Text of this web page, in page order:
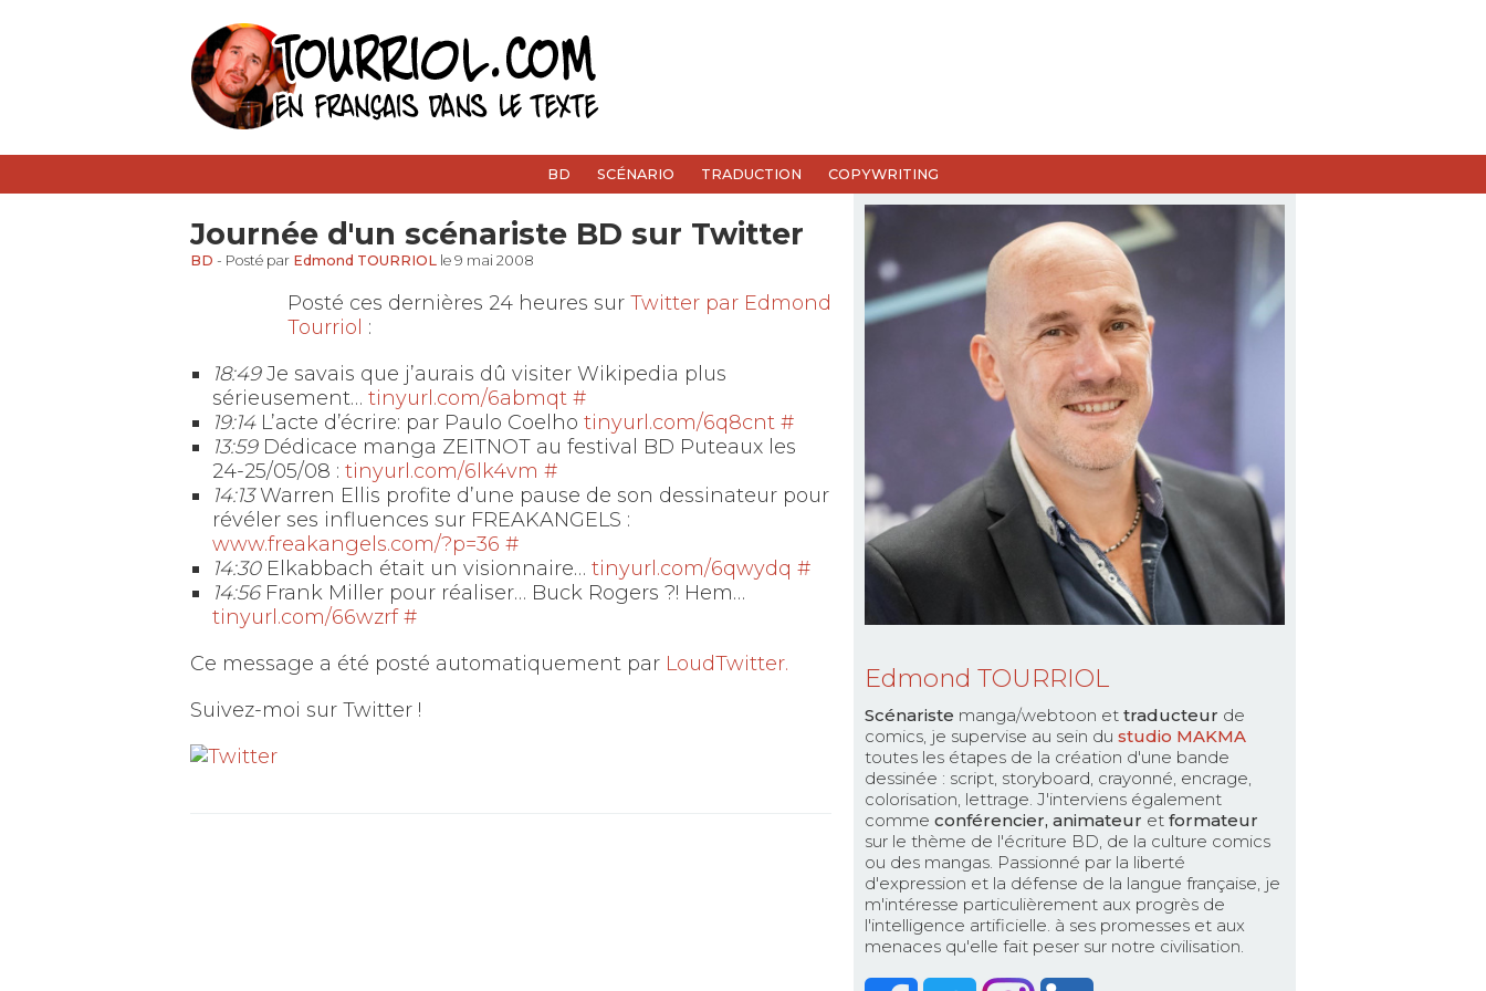
BD SCÉNARIO TRADUCTION COPYWRITING
Journée d'un scénariste BD sur Twitter
BD - Posté par Edmond TOURRIOL le 9 mai 2008
Posté ces dernières 24 heures sur Twitter par Edmond
Tourriol :
18:49Je savais que j’aurais dû visiter Wikipedia plus
sérieusement… tinyurl.com/6abmqt #
19:14L’acte d’écrire: par Paulo Coelho tinyurl.com/6q8cnt #
13:59Dédicace manga ZEITNOT au festival BD Puteaux les
24-25/05/08 : tinyurl.com/6lk4vm #
14:13Warren Ellis profite d’une pause de son dessinateur pour
révéler ses influences sur FREAKANGELS :
www.freakangels.com/?p=36 #
14:30Elkabbach était un visionnaire… tinyurl.com/6qwydq #
14:56Frank Miller pour réaliser… Buck Rogers ?! Hem…
tinyurl.com/66wzrf #
Ce message a été posté automatiquement par LoudTwitter.
Suivez-moi sur Twitter !
Edmond TOURRIOL
Scénariste manga/webtoon et traducteur de
comics, je supervise au sein du studio MAKMA
toutes les étapes de la création d'une bande
dessinée : script, storyboard, crayonné, encrage,
colorisation, lettrage. J'interviens également
comme conférencier, animateur et formateur
sur le thème de l'écriture BD, de la culture comics
ou des mangas. Passionné par la liberté
d'expression et la défense de la langue française, je
m'intéresse particulièrement aux progrès de
l'intelligence artificielle. à ses promesses et aux
menaces qu'elle fait peser sur notre civilisation.